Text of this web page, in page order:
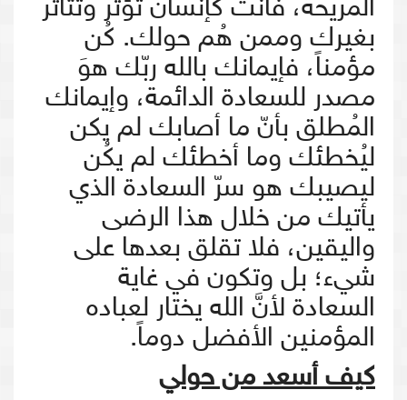
المُريحة، فأنت كإنسان تؤثّر وتتأثر
بغيرك وممن هُم حولك. كُن
مؤمناً، فإيمانك بالله ربّك هوَ
مصدر للسعادة الدائمة، وإيمانك
المُطلق بأنّ ما أصابك لم يكن
ليُخطئك وما أخطئك لم يكُن
ليصيبك هو سرّ السعادة الذي
يأتيك من خلال هذا الرضى
واليقين، فلا تقلق بعدها على
شيء؛ بل وتكون في غاية
السعادة لأنَّ الله يختار لعباده
المؤمنين الأفضل دوماً.
كيف أسعد من حولي